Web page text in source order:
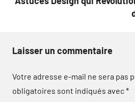
Laisser un commentaire
Votre adresse e-mail ne sera pas
obligatoires sont indiqués avec*